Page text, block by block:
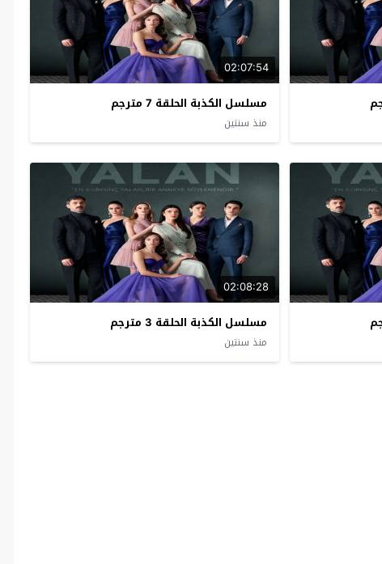
02:07:54
مسلسل الكذبة الحلقة 7 مترجم
منذ سنتين
02:08:28
مسلسل الكذبة الحلقة 3 مترجم
منذ سنتين